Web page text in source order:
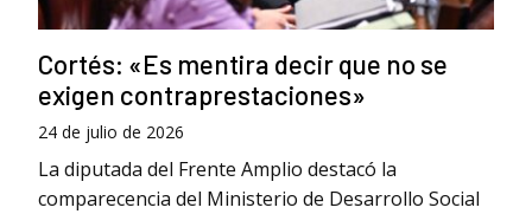
Cortés: «Es mentira decir que no se
exigen contraprestaciones»
24 de julio de 2026
La diputada del Frente Amplio destacó la
comparecencia del Ministerio de Desarrollo Social